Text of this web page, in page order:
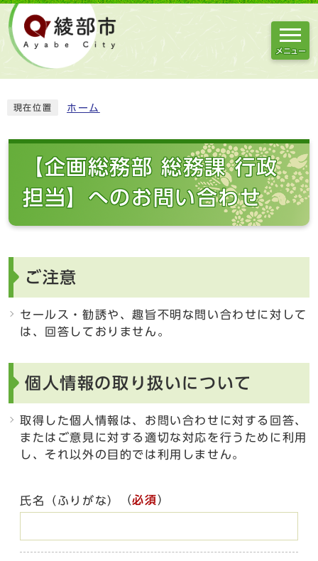
メニュー
現在位置 ホーム
【企画総務部 総務課 行政
担当】へのお問い合わせ
ご注意
セールス・勧誘や、趣旨不明な問い合わせに対して
は、回答しておりません。
個人情報の取り扱いについて
取得した個人情報は、お問い合わせに対する回答、
またはご意見に対する適切な対応を行うために利用
し、それ以外の目的では利用しません。
氏名（ふりがな） （必須）